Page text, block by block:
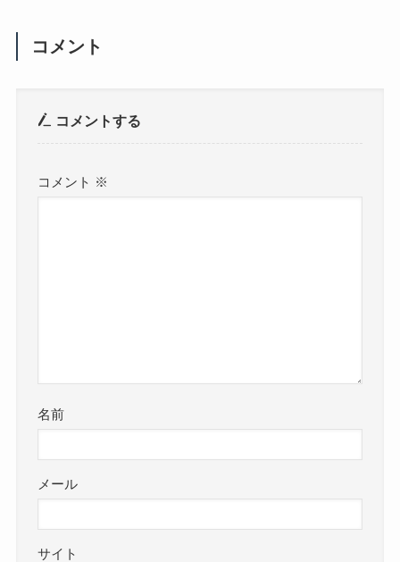
コメント
コメントする
コメント ※
名前
メール
サイト